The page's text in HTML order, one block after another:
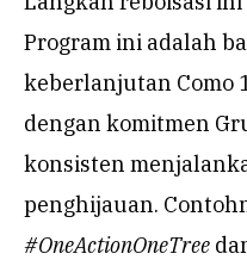
Program ini adalah
keberlanjutan Como
dengan komitmen
konsisten
penghijauan.
#OneActionOneTree